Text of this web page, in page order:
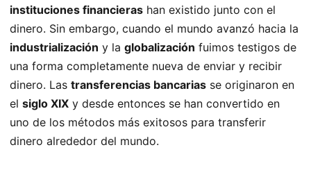
instituciones financieras han existido junto con el
dinero. Sin embargo, cuando el mundo avanzó hacia la
industrialización y la globalización fuimos testigos de
una forma completamente nueva de enviar y recibir
dinero. Las transferencias bancarias se originaron en
el siglo XIX y desde entonces se han convertido en
uno de los métodos más exitosos para transferir
dinero alrededor del mundo.